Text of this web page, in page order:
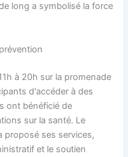
long a symbolisé la force
à 20h sur la promenade
d'accéder à des
ont bénéficié de
sur la santé. Le
proposé ses services,
et le soutien